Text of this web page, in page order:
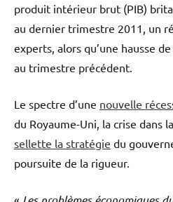
produit intérieur brut (PIB)
au dernier trimestre 2011, un
experts, alors qu’une hausse
au trimestre précédent.
Le spectre d’une nouvelle
du Royaume-Uni, la crise dans
sellette la stratégie du
poursuite de la rigueur.
«